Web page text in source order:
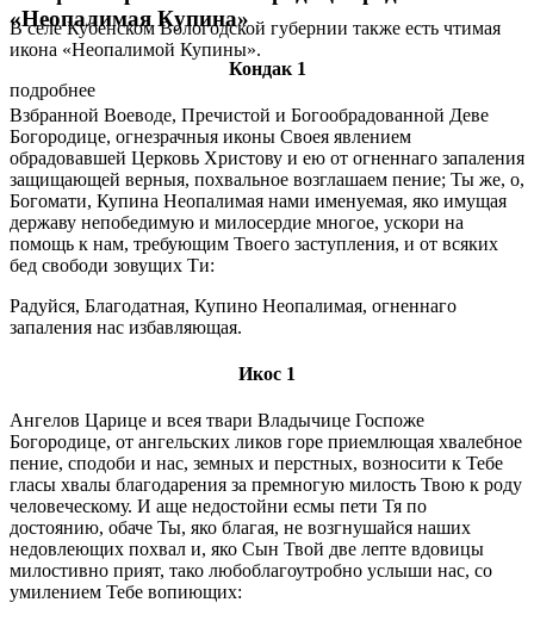
В се­ле Ку­бен­ском Во­ло­год­ской гу­бер­нии так­же есть чти­мая
ико­на «Неопа­ли­мой Ку­пи­ны».
подробнее
«Неопалимая Купина»
Кондак 1
Взбранной Воеводе, Пречистой и Богообрадованной Деве
Богородице, огнезрачныя иконы Своея явлением
обрадовавшей Церковь Христову и ею от огненнаго запаления
защищающей верныя, похвальное возглашаем пение; Ты же, о,
Богомати, Купина Неопалимая нами именуемая, яко имущая
державу непобедимую и милосердие многое, ускори на
помощь к нам, требующим Твоего заступления, и от всяких
бед свободи зовущих Ти:
Радуйся, Благодатная, Купино Неопалимая, огненнаго
запаления нас избавляющая.
Икос 1
Ангелов Царице и всея твари Владычице Госпоже
Богородице, от ангельских ликов горе приемлющая хвалебное
пение, сподоби и нас, земных и перстных, возносити к Тебе
гласы хвалы благодарения за премногую милость Твою к роду
человеческому. И аще недостойни есмы пети Тя по
достоянию, обаче Ты, яко благая, не возгнушайся наших
недовлеющих похвал и, яко Сын Твой две лепте вдовицы
милостивно прият, тако любоблагоутробно услыши нас, со
умилением Тебе вопиющих: